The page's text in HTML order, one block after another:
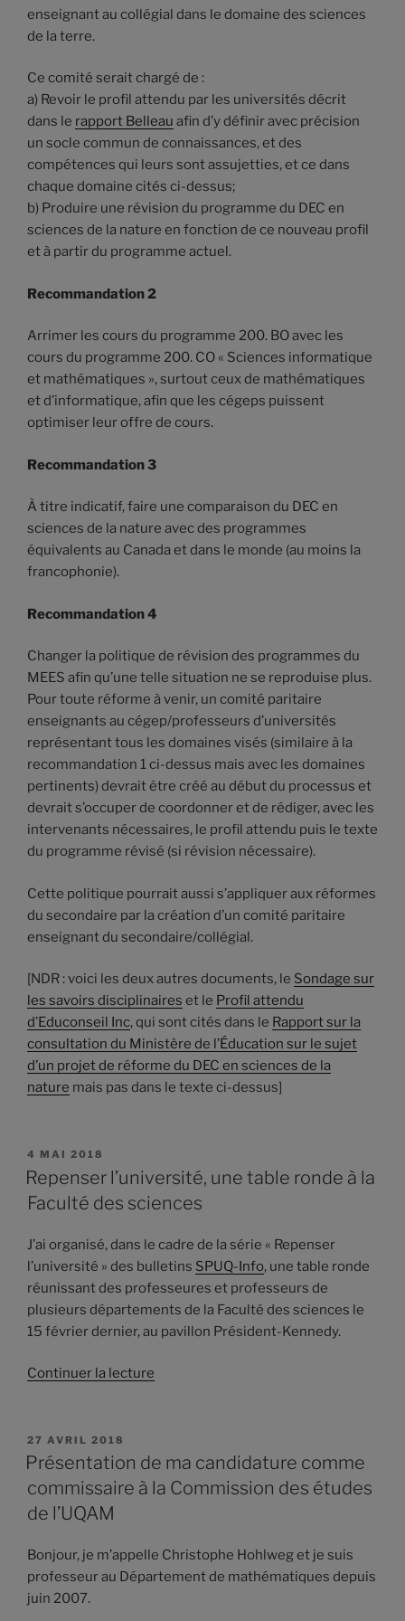
enseignant au collégial dans le domaine des sciences
de la terre.
Ce comité serait chargé de :
a) Revoir le profil attendu par les universités décrit
dans le rapport Belleau afin d’y définir avec précision
un socle commun de connaissances, et des
compétences qui leurs sont assujetties, et ce dans
chaque domaine cités ci-dessus;
b) Produire une révision du programme du DEC en
sciences de la nature en fonction de ce nouveau profil
et à partir du programme actuel.
Recommandation 2
Arrimer les cours du programme 200. BO avec les
cours du programme 200. CO « Sciences informatique
et mathématiques », surtout ceux de mathématiques
et d’informatique, afin que les cégeps puissent
optimiser leur offre de cours.
Recommandation 3
À titre indicatif, faire une comparaison du DEC en
sciences de la nature avec des programmes
équivalents au Canada et dans le monde (au moins la
francophonie).
Recommandation 4
Changer la politique de révision des programmes du
MEES afin qu’une telle situation ne se reproduise plus.
Pour toute réforme à venir, un comité paritaire
enseignants au cégep/professeurs d’universités
représentant tous les domaines visés (similaire à la
recommandation 1 ci-dessus mais avec les domaines
pertinents) devrait être créé au début du processus et
devrait s’occuper de coordonner et de rédiger, avec les
intervenants nécessaires, le profil attendu puis le texte
du programme révisé (si révision nécessaire).
Cette politique pourrait aussi s’appliquer aux réformes
du secondaire par la création d’un comité paritaire
enseignant du secondaire/collégial.
[NDR : voici les deux autres documents, le Sondage sur
les savoirs disciplinaires et le Profil attendu
d’Educonseil Inc, qui sont cités dans le Rapport sur la
consultation du Ministère de l’Éducation sur le sujet
d’un projet de réforme du DEC en sciences de la
nature mais pas dans le texte ci-dessus]
PUBLIÉ
LE
4 MAI 2018
Repenser l’université, une table ronde à la
Faculté des sciences
J’ai organisé, dans le cadre de la série « Repenser
l’université » des bulletins SPUQ-Info, une table ronde
réunissant des professeures et professeurs de
plusieurs départements de la Faculté des sciences le
15 février dernier, au pavillon Président-Kennedy.
Continuer la lecture
une
table
Faculté
PUBLIÉ
LE
27 AVRIL 2018
Présentation de ma candidature comme
commissaire à la Commission des études
de l’UQAM
Bonjour, je m’appelle Christophe Hohlweg et je suis
professeur au Département de mathématiques depuis
juin 2007.